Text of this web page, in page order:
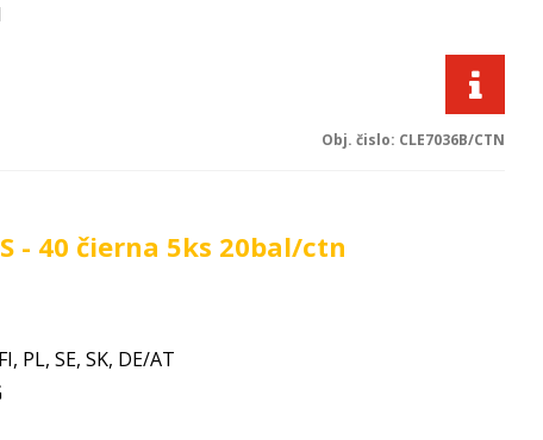
Obj. čislo: CLE7036B/CTN
- 40 čierna 5ks 20bal/ctn
PL, SE, SK, DE/AT